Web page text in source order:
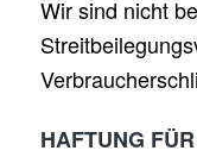
Wir sind nicht
HAFTUNG